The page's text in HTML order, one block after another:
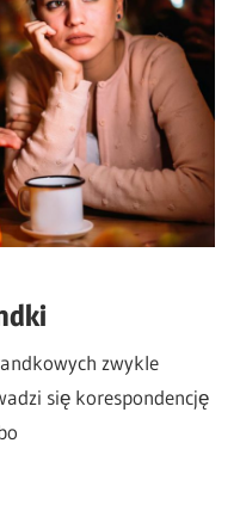
zwykle
się korespondencję